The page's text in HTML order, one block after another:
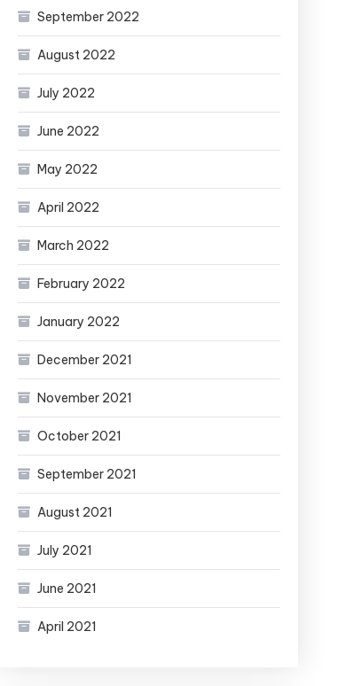
September 2022
August 2022
July 2022
June 2022
May 2022
April 2022
March 2022
February 2022
January 2022
December 2021
November 2021
October 2021
September 2021
August 2021
July 2021
June 2021
April 2021